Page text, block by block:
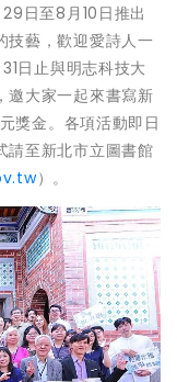
日至8月10日推出
技藝，歡迎愛詩人一
日止與明志科技大
邀大家一起來書寫新
獎金。各項活動即日
請至新北市立圖書館
）。